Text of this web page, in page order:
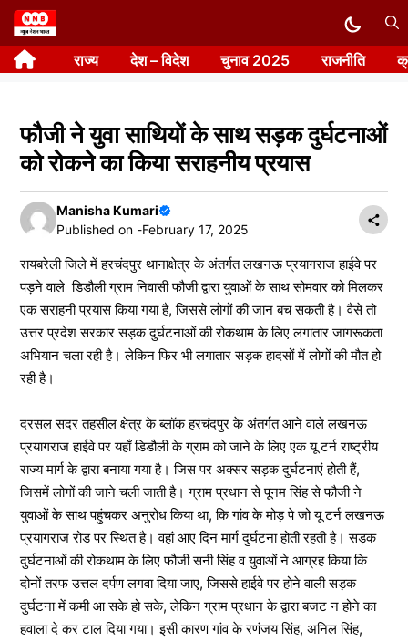
Skip
to
content राज्य देश – विदेश चुनाव 2025 राजनीति
फौजी ने युवा साथियों के साथ सड़क दुर्घटनाओं
को रोकने का किया सराहनीय प्रयास
Manisha Kumari
Published on -February 17, 2025
रायबरेली जिले में हरचंदपुर थानाक्षेत्र के अंतर्गत लखनऊ प्रयागराज हाईवे पर
पड़ने वाले डिडौली ग्राम निवासी फौजी द्वारा युवाओं के साथ सोमवार को मिलकर
एक सराहनी प्रयास किया गया है, जिससे लोगों की जान बच सकती है। वैसे तो
उत्तर प्रदेश सरकार सड़क दुर्घटनाओं की रोकथाम के लिए लगातार जागरूकता
अभियान चला रही है। लेकिन फिर भी लगातार सड़क हादसों में लोगों की मौत हो
रही है।
दरसल सदर तहसील क्षेत्र के ब्लॉक हरचंदपुर के अंतर्गत आने वाले लखनऊ
प्रयागराज हाईवे पर यहाँ डिडौली के ग्राम को जाने के लिए एक यू टर्न राष्ट्रीय
राज्य मार्ग के द्वारा बनाया गया है। जिस पर अक्सर सड़क दुर्घटनाएं होती हैं,
जिसमें लोगों की जाने चली जाती है। ग्राम प्रधान से पूनम सिंह से फौजी ने
युवाओं के साथ पहुंचकर अनुरोध किया था, कि गांव के मोड़ पे जो यू टर्न लखनऊ
प्रयागराज रोड पर स्थित है। वहां आए दिन मार्ग दुर्घटना होती रहती है। सड़क
दुर्घटनाओं की रोकथाम के लिए फौजी सनी सिंह व युवाओं ने आग्रह किया कि
दोनों तरफ उत्तल दर्पण लगवा दिया जाए, जिससे हाईवे पर होने वाली सड़क
दुर्घटना में कमी आ सके हो सके, लेकिन ग्राम प्रधान के द्वारा बजट न होने का
हवाला दे कर टाल दिया गया। इसी कारण गांव के रणंजय सिंह, अनिल सिंह,